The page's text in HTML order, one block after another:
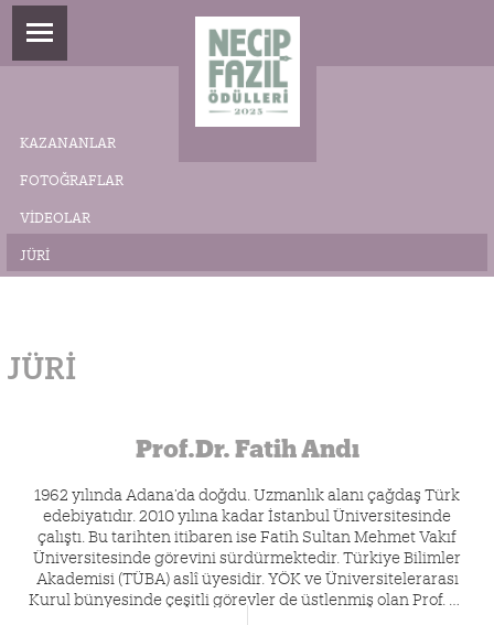
KAZANANLAR
FOTOĞRAFLAR
VIDEOLAR
JÜRI
JÜRI
Prof.Dr. Fatih Andı
1962 yılında Adana’da doğdu. Uzmanlık alanı çağdaş Türk
edebiyatıdır. 2010 yılına kadar İstanbul Üniversitesinde
çalıştı. Bu tarihten itibaren ise Fatih Sultan Mehmet Vakıf
Üniversitesinde görevini sürdürmektedir. Türkiye Bilimler
Akademisi (TÜBA) aslî üyesidir. YÖK ve Üniversitelerarası
Kurul bünyesinde çeşitli görevler de üstlenmiş olan Prof. M.